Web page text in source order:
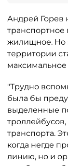
Андрей Горев
транспортное
жилищное. Но
территории
"Трудно
была бы
выделенные
транспорта.
когда негде
линию, но и